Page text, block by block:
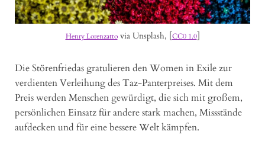
Henry Lorenzattovia Unsplash, [ CC0 1.0]
Die Störenfriedas gratulieren den Women in Exile zur
verdienten Verleihung des Taz-Panterpreises. Mit dem
Preis werden Menschen gewürdigt, die sich mit großem,
persönlichen Einsatz für andere stark machen, Missstände
aufdecken und für eine bessere Welt kämpfen.